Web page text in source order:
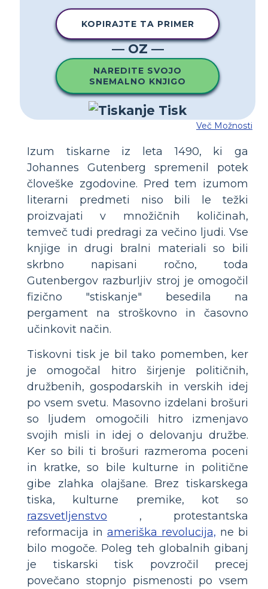
KOPIRAJTE TA PRIMER
— OZ —
NAREDITE SVOJO
SNEMALNO KNJIGO
Več Možnosti
Izum tiskarne iz leta 1490, ki ga
Johannes Gutenberg spremenil potek
človeške zgodovine. Pred tem izumom
literarni predmeti niso bili le težki
proizvajati v množičnih količinah,
temveč tudi predragi za večino ljudi. Vse
knjige in drugi bralni materiali so bili
skrbno napisani ročno, toda
Gutenbergov razburljiv stroj je omogočil
fizično "stiskanje" besedila na
pergament na stroškovno in časovno
učinkovit način.
Tiskovni tisk je bil tako pomemben, ker
je omogočal hitro širjenje političnih,
družbenih, gospodarskih in verskih idej
po vsem svetu. Masovno izdelani brošuri
so ljudem omogočili hitro izmenjavo
svojih misli in idej o delovanju družbe.
Ker so bili ti brošuri razmeroma poceni
in kratke, so bile kulturne in politične
gibe zlahka olajšane. Brez tiskarskega
tiska, kulturne premike, kot so
razsvetljenstvo , protestantska
reformacija in ameriška revolucija, ne bi
bilo mogoče. Poleg teh globalnih gibanj
je tiskarski tisk povzročil precej
povečano stopnjo pismenosti po vsem